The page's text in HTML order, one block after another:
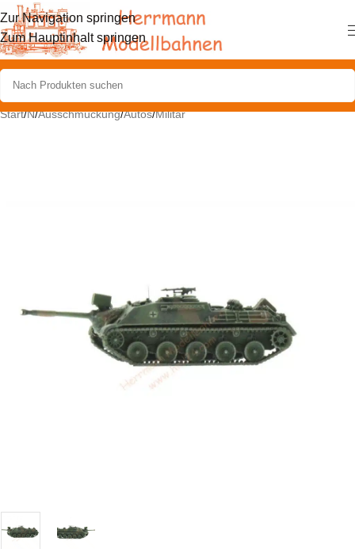
Zur Navigation springen
Zum Hauptinhalt springen
Start/N/Ausschmückung/Autos/Militär